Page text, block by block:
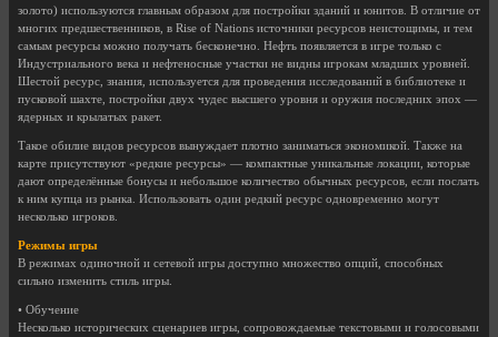
золото) используются главным образом для постройки зданий и юнитов. В отличие от
многих предшественников, в Rise of Nations источники ресурсов неистощимы, и тем
самым ресурсы можно получать бесконечно. Нефть появляется в игре только с
Индустриального века и нефтеносные участки не видны игрокам младших уровней.
Шестой ресурс, знания, используется для проведения исследований в библиотеке и
пусковой шахте, постройки двух чудес высшего уровня и оружия последних эпох —
ядерных и крылатых ракет.
Такое обилие видов ресурсов вынуждает плотно заниматься экономикой. Также на
карте присутствуют «редкие ресурсы» — компактные уникальные локации, которые
дают определённые бонусы и небольшое количество обычных ресурсов, если послать
к ним купца из рынка. Использовать один редкий ресурс одновременно могут
несколько игроков.
Режимы игры
В режимах одиночной и сетевой игры доступно множество опций, способных
сильно изменить стиль игры.
• Обучение
Несколько исторических сценариев игры, сопровождаемые текстовыми и голосовыми